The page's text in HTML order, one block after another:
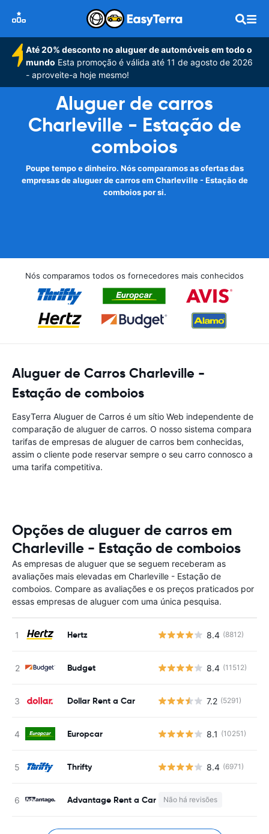
Até 20% desconto no aluguer de automóveis em todo o
mundo Esta promoção é válida até 11 de agosto de 2026
- aproveite-a hoje mesmo!
Aluguer de carros
Charleville - Estação de
comboios
Poupe tempo e dinheiro. Nós comparamos as ofertas das
empresas de aluguer de carros em Charleville - Estação de
comboios por si.
Nós comparamos todos os fornecedores mais conhecidos
Aluguer de Carros Charleville -
Estação de comboios
EasyTerra Aluguer de Carros é um sítio Web independente de
comparação de aluguer de carros. O nosso sistema compara
tarifas de empresas de aluguer de carros bem conhecidas,
assim o cliente pode reservar sempre o seu carro connosco a
uma tarifa competitiva.
Opções de aluguer de carros em
Charleville - Estação de comboios
As empresas de aluguer que se seguem receberam as
avaliações mais elevadas em Charleville - Estação de
comboios. Compare as avaliações e os preços praticados por
essas empresas de aluguer com uma única pesquisa.
Hertz 8.4 (8812)
Budget 8.4 (11512)
Dollar Rent a Car 7.2 (5291)
Europcar 8.1 (10251)
Thrifty 8.4 (6971)
Advantage Rent a Car Não há revisões